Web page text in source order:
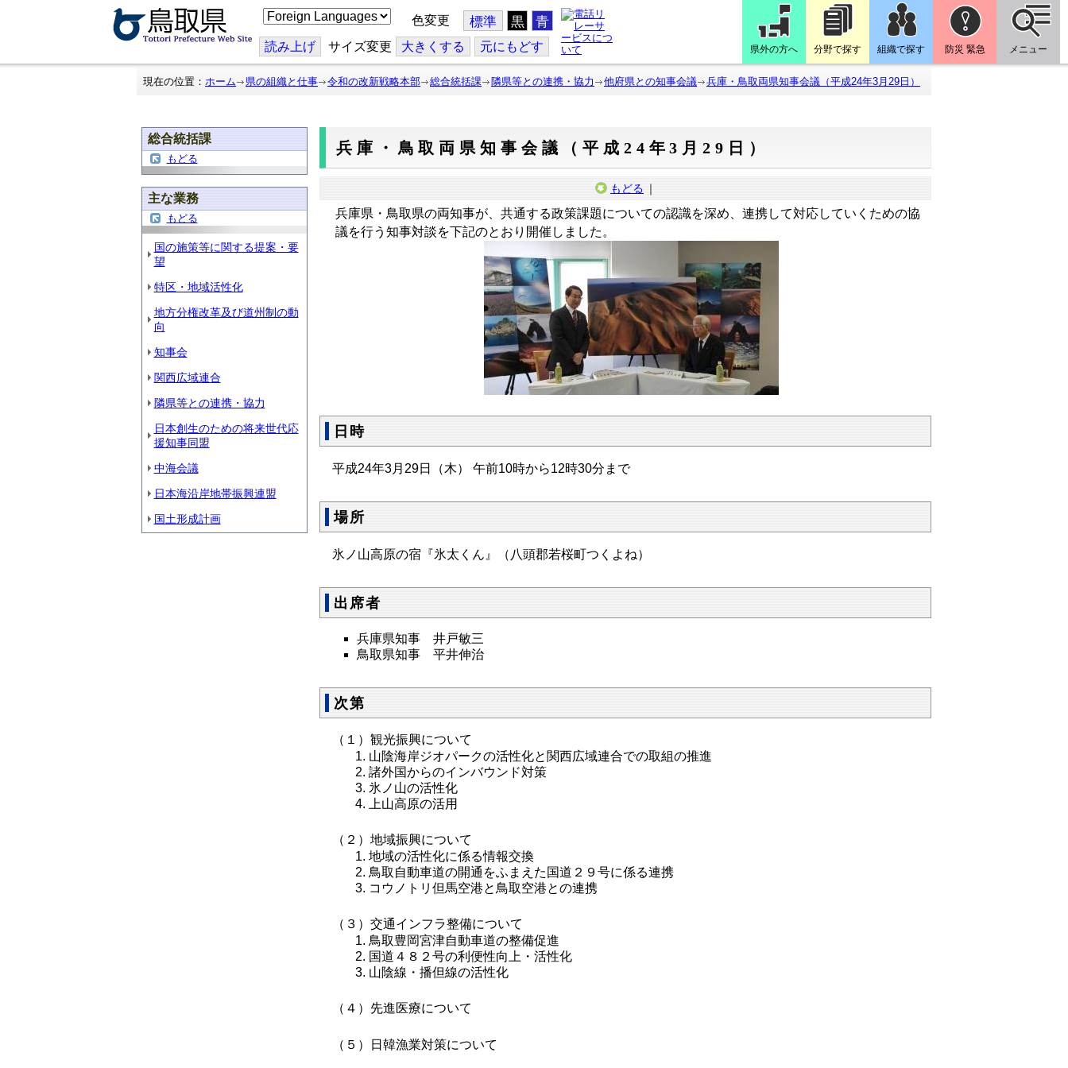
こ
の
ジ
を
翻
色変更 標準 黒 青
読み上げ サイズ変更 大きくする 元にもどす 県外の方へ 分野で探す 組織で探す 防災 緊急 メニュー
現在の位置： ホーム 県の組織と仕事 令和の改新戦略本部 総合統括課 隣県等との連携・協力 他府県との知事会議 兵庫・鳥取両県知事会議（平成24年3月29日）
総合統括課
もどる
主な業務
もどる
国の施策等に関する提案・要
望
特区・地域活性化
地方分権改革及び道州制の動
向
知事会
関西広域連合
隣県等との連携・協力
日本創生のための将来世代応
援知事同盟
中海会議
日本海沿岸地帯振興連盟
国土形成計画
兵庫・鳥取両県知事会議（平成24年3月29日）
もどる ｜
兵庫県・鳥取県の両知事が、共通する政策課題についての認識を深め、連携して対応していくための協
議を行う知事対談を下記のとおり開催しました。
日時
平成24年3月29日（木） 午前10時から12時30分まで
場所
氷ノ山高原の宿『氷太くん』（八頭郡若桜町つくよね）
出席者
兵庫県知事 井戸敏三
鳥取県知事 平井伸治
次第
（１）観光振興について
山陰海岸ジオパークの活性化と関西広域連合での取組の推進
諸外国からのインバウンド対策
氷ノ山の活性化
上山高原の活用
（２）地域振興について
地域の活性化に係る情報交換
鳥取自動車道の開通をふまえた国道２９号に係る連携
コウノトリ但馬空港と鳥取空港との連携
（３）交通インフラ整備について
鳥取豊岡宮津自動車道の整備促進
国道４８２号の利便性向上・活性化
山陰線・播但線の活性化
（４）先進医療について
（５）日韓漁業対策について